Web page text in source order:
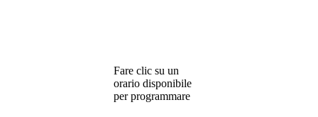
Fare clic su un
orario disponibile
per programmare